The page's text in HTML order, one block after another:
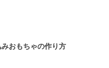
おもちゃの作り方